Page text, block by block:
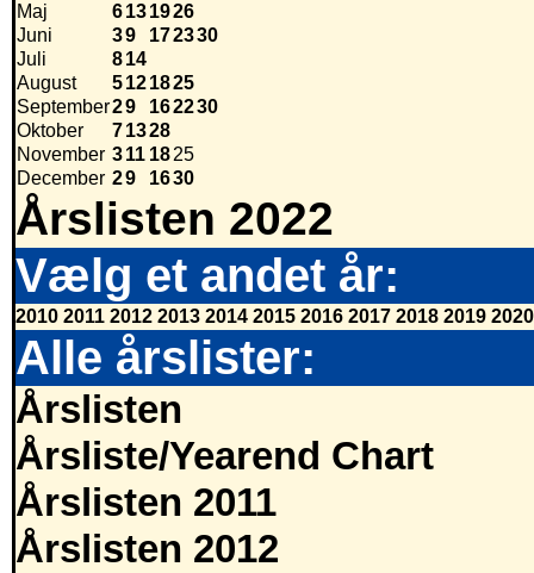
Maj
6131926
Juni
39 172330
Juli
814
August
5121825
September29 162230
Oktober
71328
November 311 1825
December 29 1630
Årslisten 2022
Vælg et andet år:
2010 2011 2012 2013 2014 2015 2016 2017 2018 2019 2020
Alle årslister:
Årslisten
Årsliste/Yearend Chart
Årslisten 2011
Årslisten 2012